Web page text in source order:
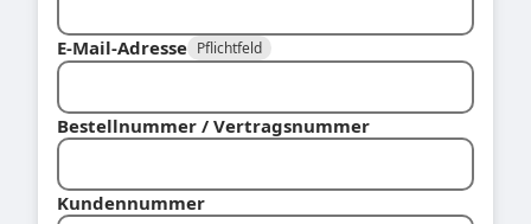
E-Mail-Adresse Pflichtfeld
Bestellnummer / Vertragsnummer
Kundennummer